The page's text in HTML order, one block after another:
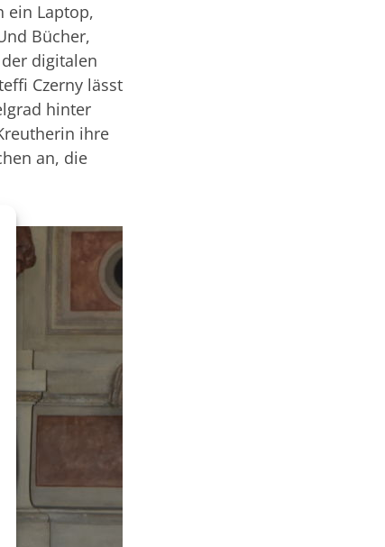
ein Laptop,
Bücher,
digitalen
Czerny lässt
hinter
ihre
an, die